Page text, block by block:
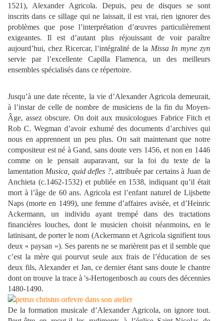
1521), Alexander Agricola. Depuis, peu de disques se sont
inscrits dans ce sillage qui ne laissait, il est vrai, rien ignorer des
problèmes que pose l’interprétation d’œuvres particulièrement
exigeantes. Il est d’autant plus réjouissant de voir paraître
aujourd’hui, chez Ricercar, l’intégralité de la Missa In myne zyn
servie par l’excellente Capilla Flamenca, un des meilleurs
ensembles spécialisés dans ce répertoire.
Jusqu’à une date récente, la vie d’Alexander Agricola demeurait,
à l’instar de celle de nombre de musiciens de la fin du Moyen-
Âge, assez obscure. On doit aux musicologues Fabrice Fitch et
Rob C. Wegman d’avoir exhumé des documents d’archives qui
nous en apprennent un peu plus. On sait maintenant que notre
compositeur est né à Gand, sans doute vers 1456, et non en 1446
comme on le pensait auparavant, sur la foi du texte de la
lamentation Musica, quid defles ?, attribuée par certains à Juan de
Anchieta (c.1462-1532) et publiée en 1538, indiquant qu’il était
mort à l’âge de 60 ans. Agricola est l’enfant naturel de Lijsbette
Naps (morte en 1499), une femme d’affaires avisée, et d’Heinric
Ackermann, un individu ayant trempé dans des tractations
financières louches, dont le musicien choisit néanmoins, en le
latinisant, de porter le nom (Ackermann et Agricola signifient tous
deux « paysan »). Ses parents ne se marièrent pas et il semble que
c’est la mère qui pourvut seule aux frais de l’éducation de ses
deux fils, Alexander et Jan, ce dernier étant sans doute le chantre
dont on trouve la trace à 's-Hertogenbosch au cours des décennies
1480-1490.
De la formation musicale d’Alexander Agricola, on ignore tout.